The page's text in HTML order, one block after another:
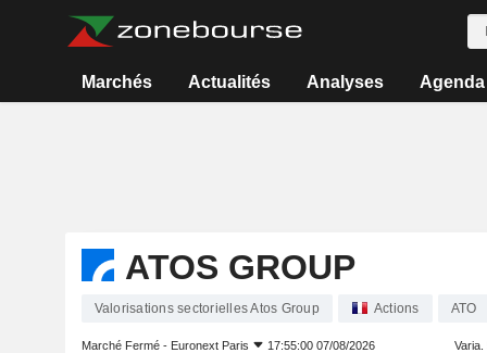
Marchés Actualités Analyses Agenda
ATOS GROUP
Valorisations sectorielles Atos Group Actions ATO
Marché Fermé - Euronext Paris 17:55:00 07/08/2026 Varia.